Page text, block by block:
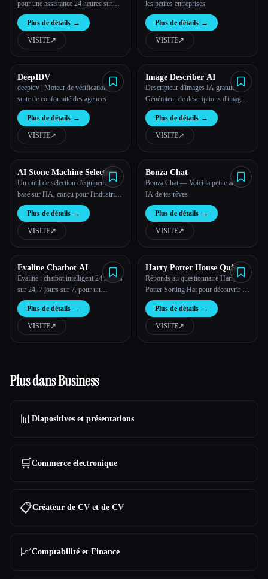
pour une assistance 24 heures sur
24, 7 jours sur 7 | PerfectCSR AI
Plus de détails →
VISITE↗︎
les petites entreprises
Plus de détails →
VISITE↗︎
DeepIDV
deepidv | Moteur de vérification et
suite de conformité des agences
Plus de détails →
VISITE↗︎
Image Describer AI
Descripteur d'images IA gratuit |
Générateur de descriptions d'images
IA - Décrivez des images en ligne
Plus de détails →
VISITE↗︎
AI Stone Machine Selector -
DINOSAW
Un outil de sélection d'équipements
basé sur l'IA, conçu pour l'industrie
de la pierre.
Plus de détails →
VISITE↗︎
Bonza Chat
Bonza Chat — Voici la petite amie
IA de tes rêves
Plus de détails →
VISITE↗︎
Evaline Chatbot AI
Evaline : chatbot intelligent 24 heures
sur 24, 7 jours sur 7, pour un
support client automatisé et la
génération de prospects
Plus de détails →
VISITE↗︎
Harry Potter House Quiz
ORG
Réponds au questionnaire Harry
Potter Sorting Hat pour découvrir ta
maison à Poudlard !
Plus de détails →
VISITE↗︎
Plus dans Business
📊 Diapositives et présentations
🛒 Commerce électronique
📋Créateur de CV et de CV
📈Comptabilité et Finance